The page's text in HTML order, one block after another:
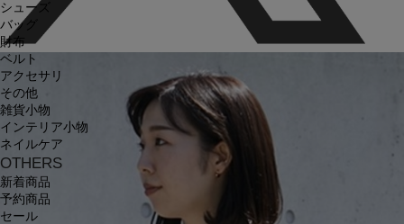
シューズ
バッグ
財布
ベルト
アクセサリ
その他
雑貨小物
インテリア小物
ネイルケア
OTHERS
新着商品
予約商品
セール